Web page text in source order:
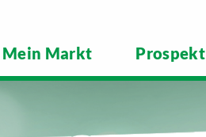
Mein Markt Prospekt